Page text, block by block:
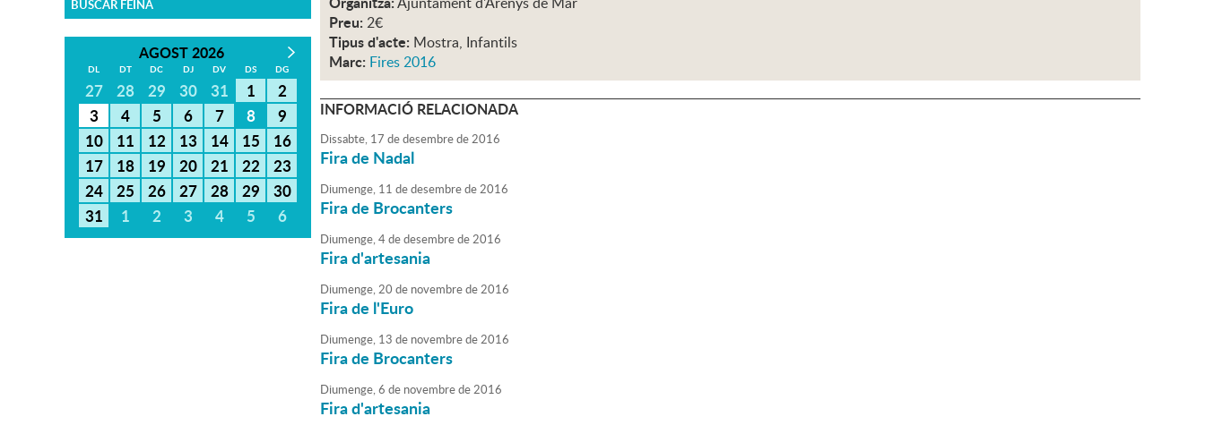
BUSCAR FEINA
AGOST 2026
DL DT DC DJ DV DS DG
27 28 29 30 31 1
2
3
4 5 6 7 8
9
10
11 12 13 14 15
16
17
18 19 20 21 22
23
24
25 26 27 28 29
30
31
1 2 3 4 5 6
Preu: 2€
Tipus d'acte: Mostra, Infantils
Marc: Fires 2016
INFORMACIÓ RELACIONADA
Dissabte, 17 dedesembrede2016
Fira de Nadal
Diumenge, 11 dedesembrede2016
Fira de Brocanters
Diumenge,4dedesembrede2016
Fira d'artesania
Diumenge,20 de novembrede2016
Fira de l'Euro
Diumenge, 13 de novembrede2016
Fira de Brocanters
Diumenge,6 de novembrede2016
Fira d'artesania